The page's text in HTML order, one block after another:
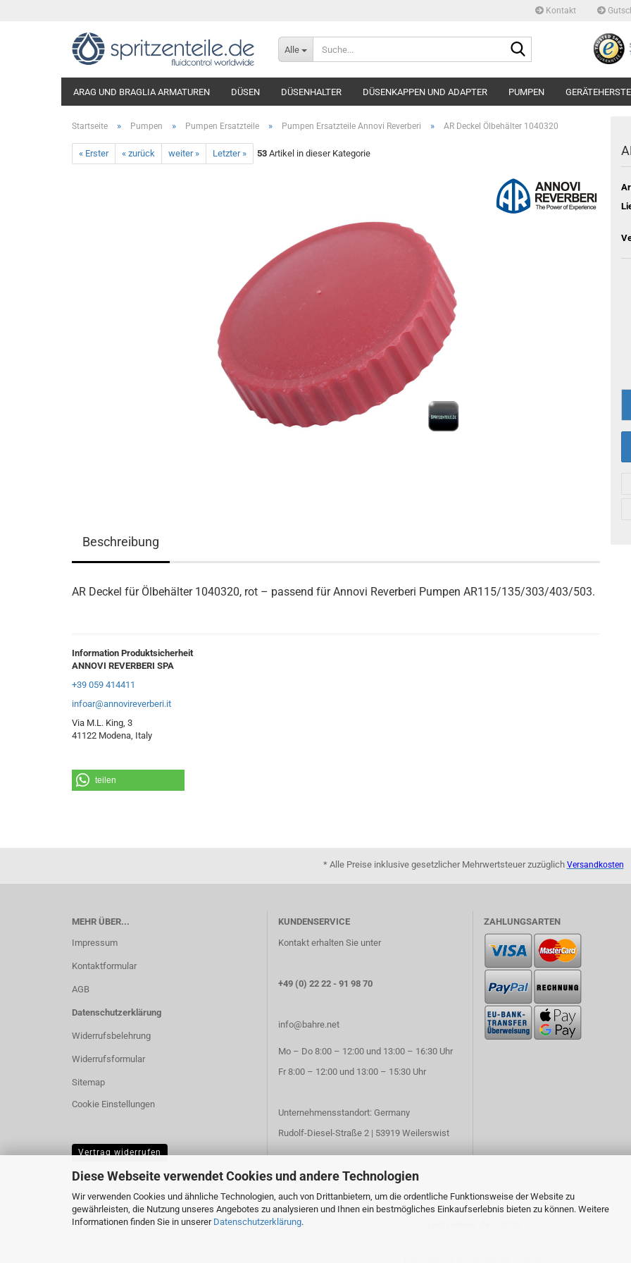
Diese Webseite verwendet Cookies und andere Technologien
Wir verwenden Cookies und ähnliche Technologien, auch von Drittanbietern, um die ordentliche Funktionsweise der Website zu
gewährleisten, die Nutzung unseres Angebotes zu analysieren und Ihnen ein bestmögliches Einkaufserlebnis bieten zu können. Weitere
Informationen finden Sie in unserer Datenschutzerklärung.
Kontakt
Alle
ARAG UND BRAGLIA ARMATUREN DÜSEN DÜSENHALTER DÜSENKAPPEN UND ADAPTER PUMPEN
Startseite » Pumpen » Pumpen Ersatzteile » Pumpen Ersatzteile Annovi Reverberi » AR Deckel Ölbehälter 1040320
« Erster « zurück weiter » Letzter » 53 Artikel in dieser Kategorie
Beschreibung
AR Deckel für Ölbehälter 1040320, rot – passend für Annovi Reverberi Pumpen AR115/135/303/403/503.
Information Produktsicherheit
ANNOVI REVERBERI SPA
+39 059 414411
infoar@annovireverberi.it
Via M.L. King, 3
41122 Modena, Italy
teilen
* Alle Preise inklusive gesetzlicher Mehrwertsteuer zuzüglich Versandkosten
MEHR ÜBER...
Impressum
Kontaktformular
AGB
Datenschutzerklärung
Widerrufsbelehrung
Widerrufsformular
Sitemap
Cookie Einstellungen
KUNDENSERVICE
Kontakt erhalten Sie unter
+49 (0) 22 22 - 91 98 70
info@bahre.net
Mo – Do 8:00 – 12:00 und 13:00 – 16:30 Uhr
Fr 8:00 – 12:00 und 13:00 – 15:30 Uhr
Unternehmensstandort: Germany
Rudolf-Diesel-Straße 2 | 53919 Weilerswist
ZAHLUNGSARTEN
Vertrag widerrufen